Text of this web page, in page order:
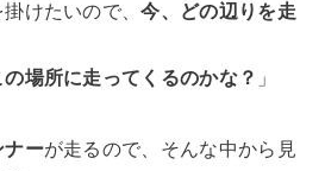
けたいので、今、どの辺りを走
の場所に走ってくるのかな？ 」
ナーが走るので、そんな中から見